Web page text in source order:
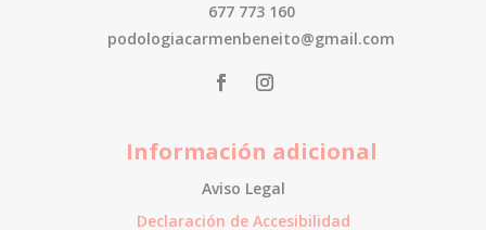
677 773 160
podologiacarmenbeneito@gmail.com
Información adicional
Aviso Legal
Declaración de Accesibilidad